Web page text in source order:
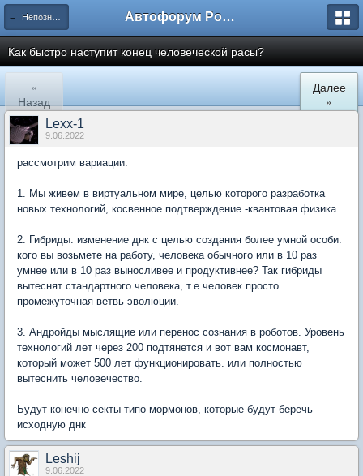
← Непознанное Автофорум Ростова-на-Дону
Как быстро наступит конец человеческой расы?
«
Назад
Далее
»
Lexx-1
9.06.2022
рассмотрим вариации.
1. Мы живем в виртуальном мире, целью которого разработка
новых технологий, косвенное подтверждение -квантовая физика.
2. Гибриды. изменение днк с целью создания более умной особи.
кого вы возьмете на работу, человека обычного или в 10 раз
умнее или в 10 раз выносливее и продуктивнее? Так гибриды
вытеснят стандартного человека, т.е человек просто
промежуточная ветвь эволюции.
3. Андройды мыслящие или перенос сознания в роботов. Уровень
технологий лет через 200 подтянется и вот вам космонавт,
который может 500 лет функционировать. или полностью
вытеснить человечество.
Будут конечно секты типо мормонов, которые будут беречь
исходную днк
Leshij
9.06.2022